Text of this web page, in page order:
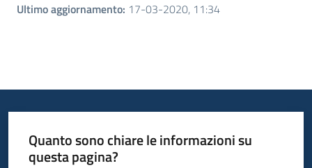
Ultimo aggiornamento: 17-03-2020, 11:34
Quanto sono chiare le informazioni su
questa pagina?